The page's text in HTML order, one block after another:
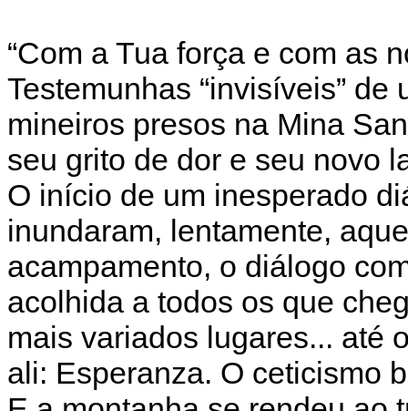
“Com a Tua força e com as
Testemunhas “invisíveis”
mineiros presos na Mina
seu grito de dor e seu novo
O início de um inesperado
inundaram, lentamente,
acampamento, o diálogo
acolhida a todos os que
mais variados lugares... até
ali: Esperanza. O ceticismo